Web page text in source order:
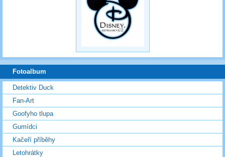
Fotoalbum
Detektiv Duck
Fan-Art
Goofyho tlupa
Gumídci
Kačeří příběhy
Letohrátky